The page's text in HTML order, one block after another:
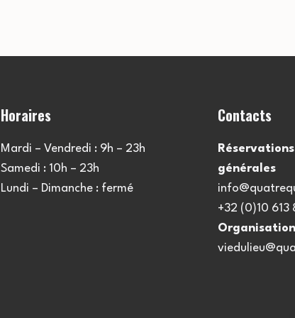
Horaires
Mardi – Vendredi : 9h – 23h
Samedi : 10h – 23h
Lundi – Dimanche : fermé
Contacts
générales
+32 (0)10 613